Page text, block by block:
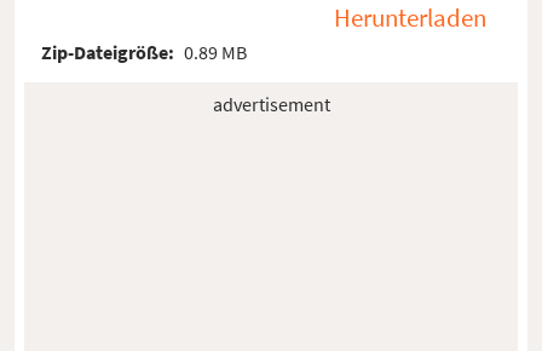
Herunterladen
Zip-Dateigröße: 0.89 MB
advertisement